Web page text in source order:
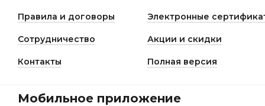
Правила и договоры Электронные
Сотрудничество Акции и скидки
Контакты Полная версия
Мобильное приложение